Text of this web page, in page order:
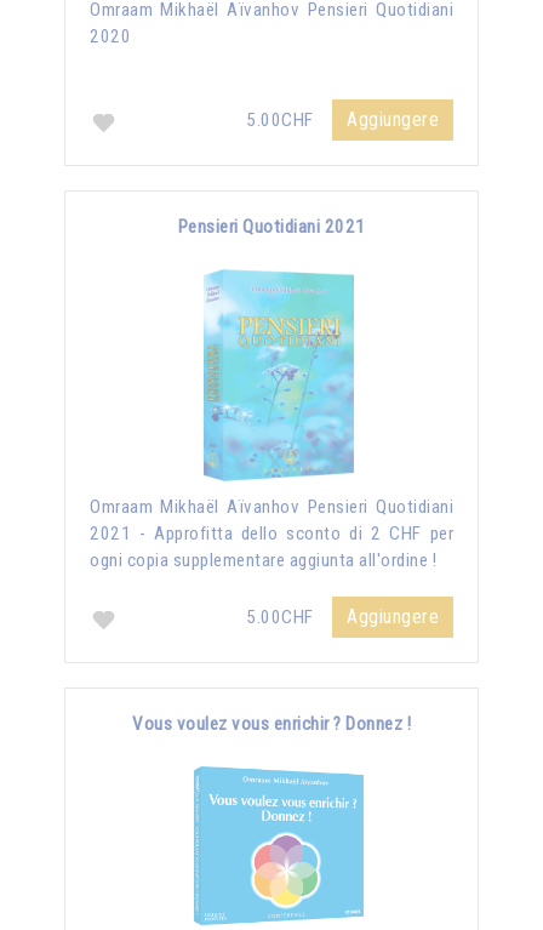
Omraam Mikhaël Aïvanhov Pensieri Quotidiani
2020
5.00CHF Aggiungere
Pensieri Quotidiani 2021
Omraam Mikhaël Aïvanhov Pensieri Quotidiani
2021 - Approfitta dello sconto di 2 CHF per
ogni copia supplementare aggiunta all'ordine !
5.00CHF Aggiungere
Vous voulez vous enrichir ? Donnez !